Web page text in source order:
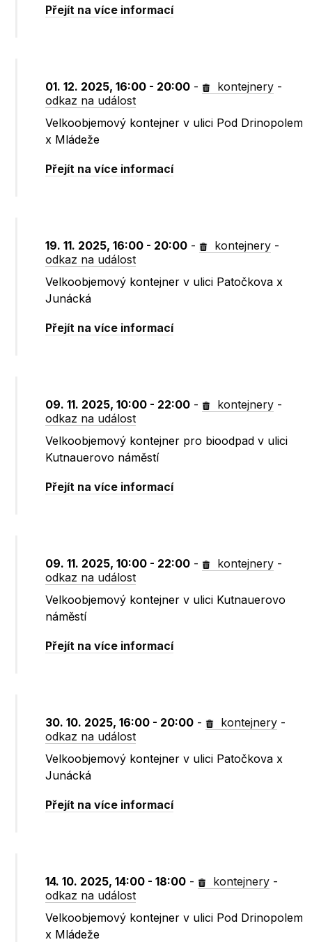
Přejít na více informací
01. 12. 2025, 16:00 - 20:00 - kontejnery -
odkaz na událost
Velkoobjemový kontejner v ulici Pod Drinopolem
x Mládeže
Přejít na více informací
19. 11. 2025, 16:00 - 20:00 - kontejnery -
odkaz na událost
Velkoobjemový kontejner v ulici Patočkova x
Junácká
Přejít na více informací
09. 11. 2025, 10:00 - 22:00 - kontejnery -
odkaz na událost
Velkoobjemový kontejner pro bioodpad v ulici
Kutnauerovo náměstí
Přejít na více informací
09. 11. 2025, 10:00 - 22:00 - kontejnery -
odkaz na událost
Velkoobjemový kontejner v ulici Kutnauerovo
náměstí
Přejít na více informací
30. 10. 2025, 16:00 - 20:00 - kontejnery -
odkaz na událost
Velkoobjemový kontejner v ulici Patočkova x
Junácká
Přejít na více informací
14. 10. 2025, 14:00 - 18:00 - kontejnery -
odkaz na událost
Velkoobjemový kontejner v ulici Pod Drinopolem
x Mládeže